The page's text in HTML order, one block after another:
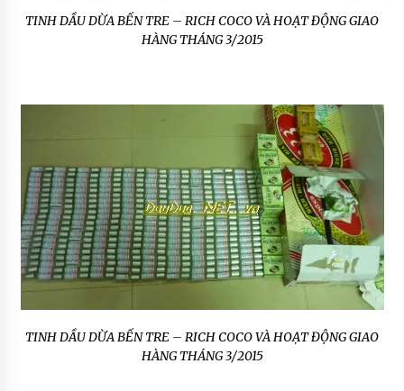
TINH DẦU DỪA BẾN TRE – RICH COCO VÀ HOẠT ĐỘNG GIAO
HÀNG THÁNG 3/2015
TINH DẦU DỪA BẾN TRE – RICH COCO VÀ HOẠT ĐỘNG GIAO
HÀNG THÁNG 3/2015